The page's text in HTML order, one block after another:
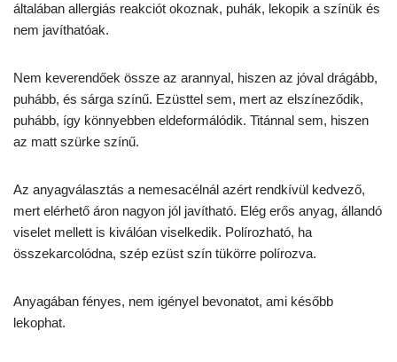
általában allergiás reakciót okoznak, puhák, lekopik a színük és
nem javíthatóak.
Nem keverendőek össze az arannyal, hiszen az jóval drágább,
puhább, és sárga színű. Ezüsttel sem, mert az elszíneződik,
puhább, így könnyebben eldeformálódik. Titánnal sem, hiszen
az matt szürke színű.
Az anyagválasztás a nemesacélnál azért rendkívül kedvező,
mert elérhető áron nagyon jól javítható. Elég erős anyag, állandó
viselet mellett is kiválóan viselkedik. Polírozható, ha
összekarcolódna, szép ezüst szín tükörre polírozva.
Anyagában fényes, nem igényel bevonatot, ami később
lekophat.